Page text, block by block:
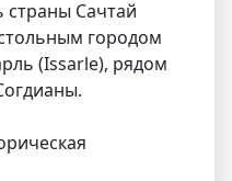
страны Сачтай
городом
(Issarle), рядом